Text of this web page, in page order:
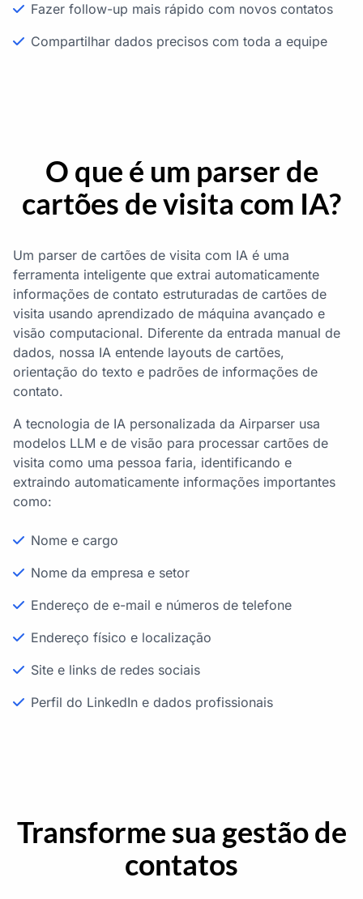
Fazer follow-up mais rápido com novos contatos
Compartilhar dados precisos com toda a equipe
O que é um parser de
cartões de visita com IA?
Um parser de cartões de visita com IA é uma
ferramenta inteligente que extrai automaticamente
informações de contato estruturadas de cartões de
visita usando aprendizado de máquina avançado e
visão computacional. Diferente da entrada manual de
dados, nossa IA entende layouts de cartões,
orientação do texto e padrões de informações de
contato.
A tecnologia de IA personalizada da Airparser usa
modelos LLM e de visão para processar cartões de
visita como uma pessoa faria, identificando e
extraindo automaticamente informações importantes
como:
Nome e cargo
Nome da empresa e setor
Endereço de e-mail e números de telefone
Endereço físico e localização
Site e links de redes sociais
Perfil do LinkedIn e dados profissionais
Transforme sua gestão de
contatos